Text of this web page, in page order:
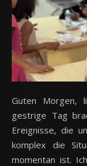
Guten Morgen, liebe Leser von ‚Schimons Welt‘. Der
gestrige Tag
Ereignisse, die
komplex die
momentan ist.